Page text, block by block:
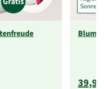
39,99 €